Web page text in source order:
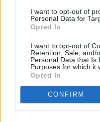
I want to opt-out of
Personal Data for
Opted In
I want to opt-out of
Retention, Sale, and/
Personal Data that Is
Purposes for which it
Opted In
CONFIRM
O webu parabola.cz•O
Dovolená u moře•Bazény